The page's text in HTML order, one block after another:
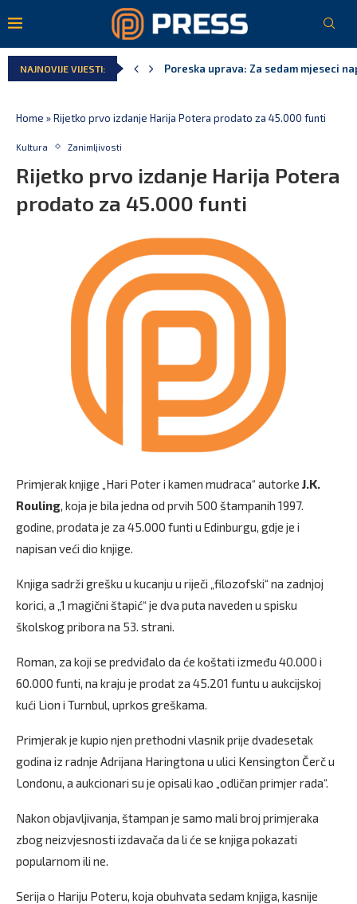
NAJNOVIJE VIJESTI:
Poreska uprava: Za sedam mjeseci
Home »Rijetko prvo izdanje Harija Potera prodato za 45.000 funti
Kultura Zanimljivosti
Rijetko prvo izdanje Harija Potera
prodato za 45.000 funti
Primjerak knjige „Hari Poter i kamen mudraca“ autorke J.K.
Rouling, koja je bila jedna od prvih 500 štampanih 1997.
godine, prodata je za 45.000 funti u Edinburgu, gdje je i
napisan veći dio knjige.
Knjiga sadrži grešku u kucanju u riječi „filozofski“ na zadnjoj
korici, a „1 magični štapić“ je dva puta naveden u spisku
školskog pribora na 53. strani.
Roman, za koji se predviđalo da će koštati između 40.000 i
60.000 funti, na kraju je prodat za 45.201 funtu u aukcijskoj
kući Lion i Turnbul, uprkos greškama.
Primjerak je kupio njen prethodni vlasnik prije dvadesetak
godina iz radnje Adrijana Haringtona u ulici Kensington Čerč u
Londonu, a aukcionari su je opisali kao „odličan primjer rada“.
Nakon objavljivanja, štampan je samo mali broj primjeraka
zbog neizvjesnosti izdavača da li će se knjiga pokazati
popularnom ili ne.
Serija o Hariju Poteru, koja obuhvata sedam knjiga, kasnije